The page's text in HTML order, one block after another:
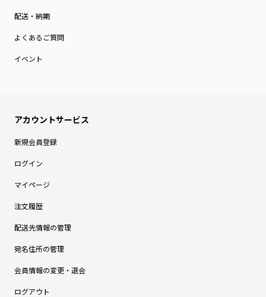
配送・納期
よくあるご質問
イベント
新規会員登録
ログイン
マイページ
注文履歴
配送先情報の管理
宛名住所の管理
会員情報の変更・退会
ログアウト